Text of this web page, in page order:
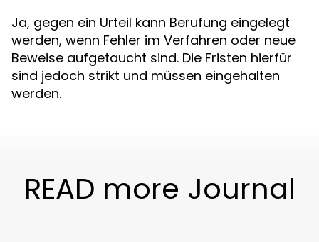
Ja, gegen ein Urteil kann Berufung eingelegt
werden, wenn Fehler im Verfahren oder neue
Beweise aufgetaucht sind. Die Fristen hierfür
sind jedoch strikt und müssen eingehalten
werden.
READ more Journal